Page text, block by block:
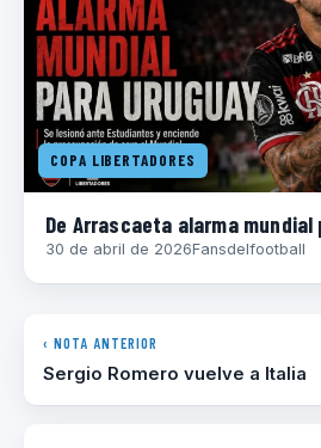
COPA LIBERTADORES
De Arrascaeta alarma mundial
30 de abril de 2026Fansdelfootball
‹ NOTA ANTERIOR
Sergio Romero vuelve a Italia